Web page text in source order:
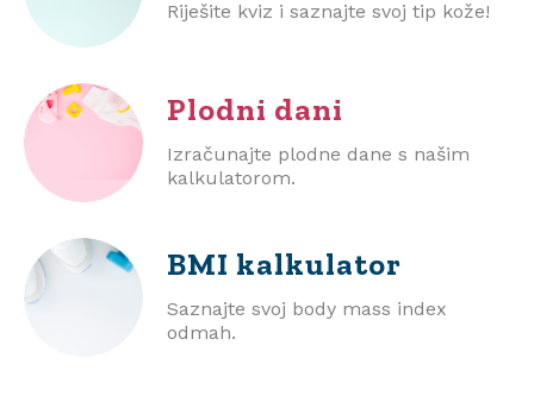
Riješite kviz i saznajte svoj tip kože!
Plodni dani
Izračunajte plodne dane s našim
kalkulatorom.
BMI kalkulator
Saznajte svoj body mass index
odmah.